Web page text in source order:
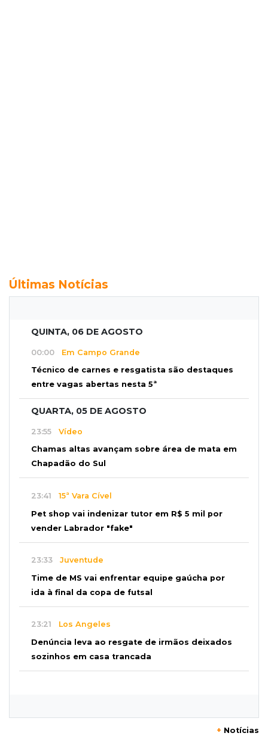
Últimas Notícias
QUINTA, 06 DE AGOSTO
00:00 Em Campo Grande
Técnico de carnes e resgatista são destaques
entre vagas abertas nesta 5ª
QUARTA, 05 DE AGOSTO
23:55 Vídeo
Chamas altas avançam sobre área de mata em
Chapadão do Sul
23:41 15ª Vara Cível
Pet shop vai indenizar tutor em R$ 5 mil por
vender Labrador "fake"
23:33 Juventude
Time de MS vai enfrentar equipe gaúcha por
ida à final da copa de futsal
23:21 Los Angeles
Denúncia leva ao resgate de irmãos deixados
sozinhos em casa trancada
formação de ciclone bomba
+ Notícias